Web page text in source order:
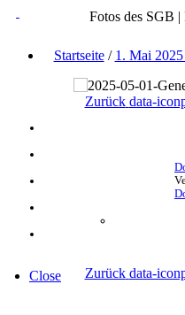
Fotos des SGB
Startseite/ 1. Mai 2025
Zurück data-
Zurück data-
Close